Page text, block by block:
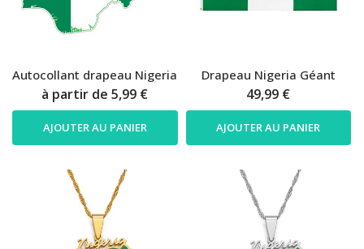
Autocollant drapeau Nigeria
à partir de5,99 €
AJOUTER AU PANIER
Drapeau Nigeria Géant
49,99 €
AJOUTER AU PANIER